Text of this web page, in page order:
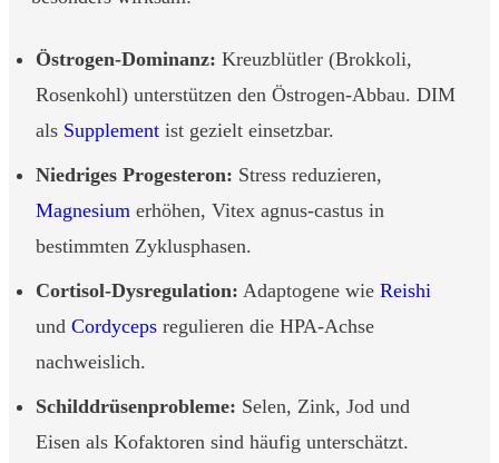
Östrogen-Dominanz: Kreuzblütler (Brokkoli,
Rosenkohl) unterstützen den Östrogen-Abbau. DIM
als Supplement ist gezielt einsetzbar.
Niedriges Progesteron: Stress reduzieren,
Magnesium erhöhen, Vitex agnus-castus in
bestimmten Zyklusphasen.
Cortisol-Dysregulation: Adaptogene wie Reishi
und Cordyceps regulieren die HPA-Achse
nachweislich.
Schilddrüsenprobleme: Selen, Zink, Jod und
Eisen als Kofaktoren sind häufig unterschätzt.